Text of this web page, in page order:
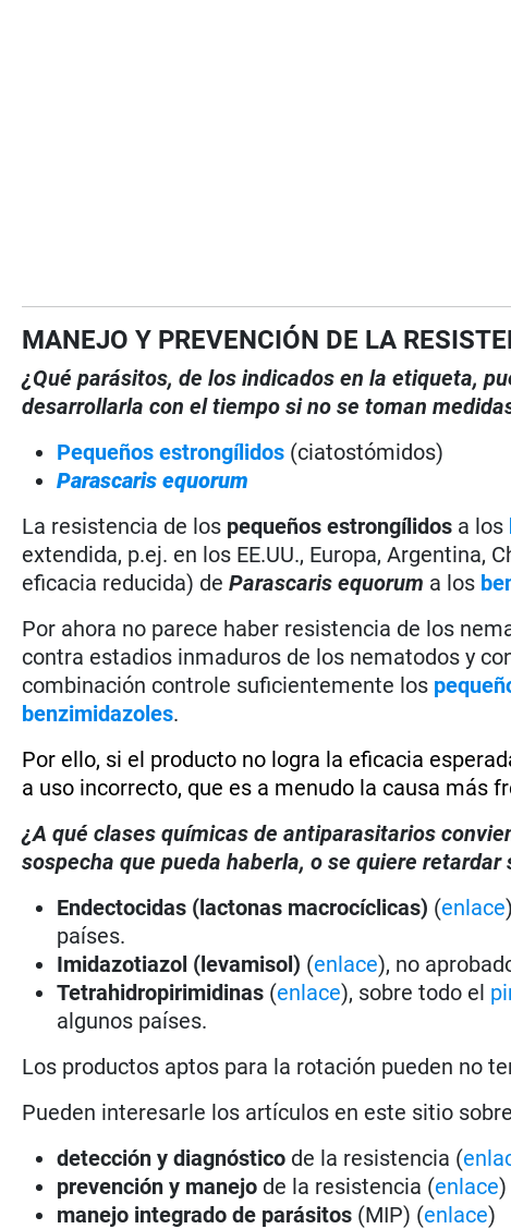
MANEJO Y PREVENCIÓN DE LA
¿Qué parásitos, de los indicados en la etiqueta,
desarrollarla con el tiempo si no se toman
Pequeños estrongílidos (ciatostómidos)
Parascaris equorum
La resistencia de los pequeños estrongílidos a los
extendida, p.ej. en los EE.UU., Europa, Argentina,
eficacia reducida) deParascaris equorum a los
Por ahora no parece haber resistencia de los
contra estadios inmaduros de los nematodos y
combinación controle suficientemente los
benzimidazoles.
Por ello, si el producto no logra la eficacia
a uso incorrecto, que es a menudo la causa más
¿A qué clases químicas de antiparasitarios
sospecha que pueda haberla, o se quiere retardar
Endectocidas (lactonas macrocíclicas) (enlace
países.
Imidazotiazol (levamisol) (enlace), no
Tetrahidropirimidinas (enlace), sobre todo el
algunos países.
Los productos aptos para la rotación pueden no
Pueden interesarle los artículos en este sitio
detección y diagnóstico de la resistencia (
prevención y manejo de la resistencia (enlace)
manejo integrado de parásitos (MIP) (enlace)